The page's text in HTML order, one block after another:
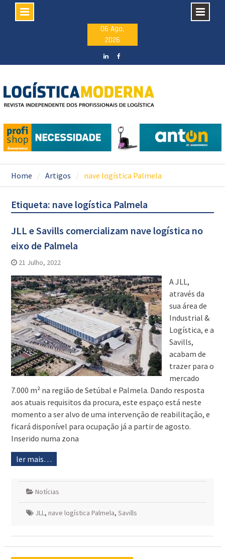
06 Ago,
2026
Home Artigos nave logística Palmela
Etiqueta: nave logística Palmela
JLL e Savills comercializam nave logística no
eixo de Palmela
21 Julho, 2022
A JLL,
através da
sua área de
Industrial &
Logística, e a
Savills,
acabam de
trazer para o
mercado
7.000 m² na região de Setúbal e Palmela. Dando resposta
aos atuais requisitos da procura, este espaço está neste
momento a ser alvo de uma intervenção de reabilitação, e
ficará disponível para ocupação já a partir de agosto.
Inserido numa zona
ler mais…
Notícias
JLL, nave logística Palmela, Savills